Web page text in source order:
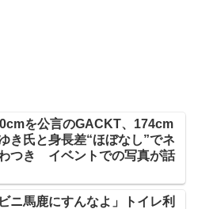
を公言のGACKT、174cm
き氏と身長差“ほぼなし”でネ
つき イベントでの写真が話
ビニ馬鹿にすんなよ」トイレ利